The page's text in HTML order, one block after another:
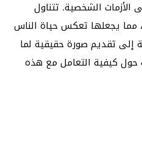
الأزمات الشخصية. تتناول
مما يجعلها تعكس حياة الناس
تقديم صورة حقيقية لما
حول كيفية التعامل مع هذه